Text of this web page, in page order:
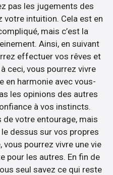
pas les jugements des
votre intuition. Cela est en
mais c’est la
Ainsi, en suivant
effectuer vos rêves et
ceci, vous pourrez vivre
en harmonie avec vous-
les opinions des autres
à vos instincts.
de votre entourage, mais
dessus sur vos propres
vous pourrez vivre une vie
pour les autres. En fin de
seul savez ce qui reste